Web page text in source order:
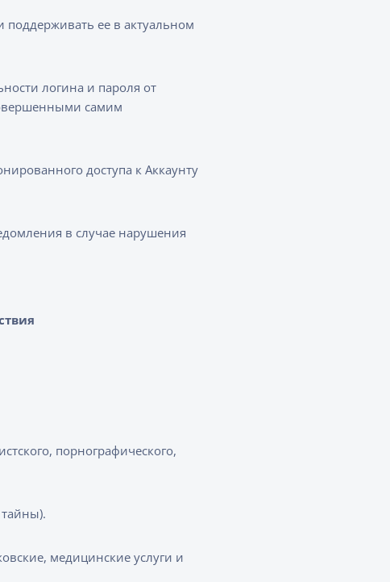
поддерживать ее в актуальном
логина и пароля от
самим
доступа к Аккаунту
в случае нарушения
порнографического,
медицинские услуги и